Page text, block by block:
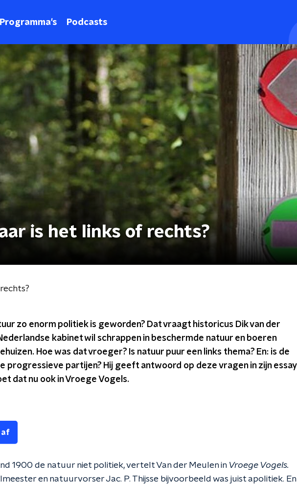
Programma's Podcasts
is het links of rechts?
zo enorm politiek is geworden? Dat vraagt historicus Dik van der
kabinet wil schrappen in beschermde natuur en boeren
Hoe was dat vroeger? Is natuur puur een links thema? En: is de
progressieve partijen? Hij geeft antwoord op deze vragen in zijn essay
dat nu ook in Vroege Vogels.
af
1900 de natuur niet politiek, vertelt Van der Meulen in Vroege Vogels.
en natuurvorser Jac. P. Thijsse bijvoorbeeld was juist apolitiek. En